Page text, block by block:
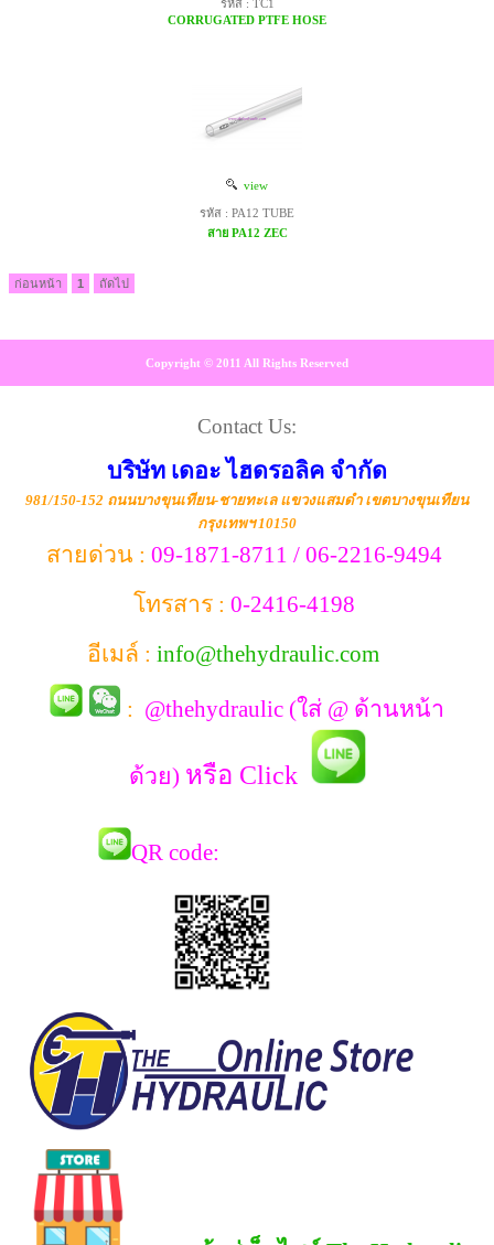
รหัส : TC1
CORRUGATED PTFE HOSE
view
รหัส : PA12 TUBE
สาย PA12 ZEC
ก่อนหน้า 1 ถัดไป
Copyright © 2011 All Rights Reserved
Contact Us:
บริษัท เดอะ ไฮดรอลิค จำกัด
981/150-152 ถนนบางขุนเทียน-ชายทะเล แขวงแสมดำ เขตบางขุนเทียน
กรุงเทพฯ 10150
สายด่วน : 09-1871-8711 / 06-2216-9494
โทรสาร : 0-2416-4198
อีเมล์ : info@thehydraulic.com
: @thehydraulic (ใส่ @ ด้านหน้า
ด้วย) หรือ Click
QR code: